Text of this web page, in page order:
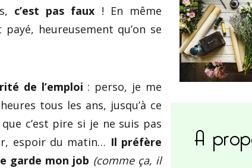
c’est pas faux ! En même
heureusement qu’on se
de l’emploi : perso, je me
tous les ans, jusqu’à ce
c’est pire si je ne suis pas
espoir du matin… Il préfère
garde mon job (comme ça, il
A